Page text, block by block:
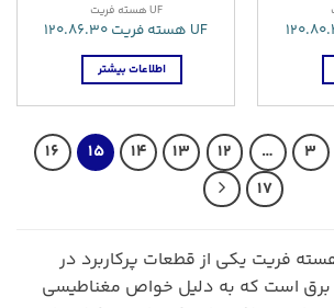
UF هسته فریت
UF هسته فریت 120.86.30
اطلاعات بیشتر
3
…
12
13
14
15
16
17
فریت یکی از قطعات پرکاربرد در
برق است که به دلیل خواص مغناطیسی